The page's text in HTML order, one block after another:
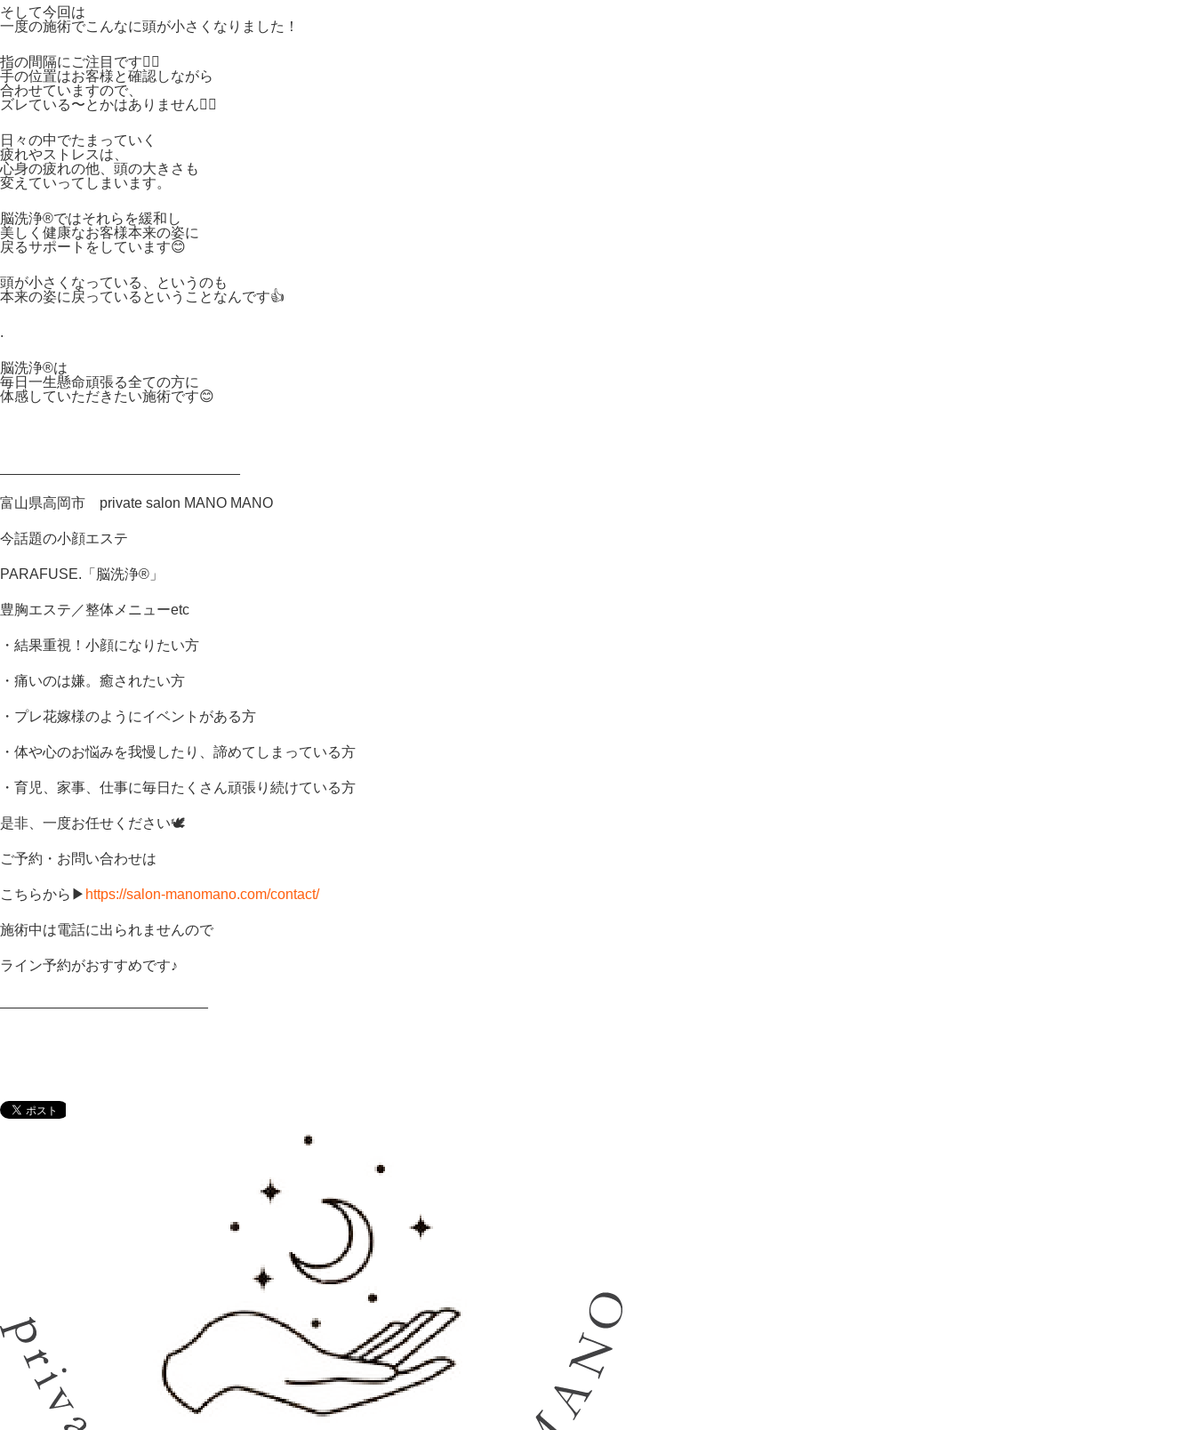
そして今回は
一度の施術でこんなに頭が小さくなりました！
指の間隔にご注目です🧚‍♀️
手の位置はお客様と確認しながら
合わせていますので、
ズレている〜とかはありません🙅‍♀️
日々の中でたまっていく
疲れやストレスは、
心身の疲れの他、頭の大きさも
変えていってしまいます。
脳洗浄®︎ではそれらを緩和し
美しく健康なお客様本来の姿に
戻るサポートをしています😊
頭が小さくなっている、というのも
本来の姿に戻っているということなんです👍
.
脳洗浄®︎は
毎日一生懸命頑張る全ての方に
体感していただきたい施術です😊
富山県高岡市 private salon MANO MANO
今話題の小顔エステ
PARAFUSE. 「脳洗浄®︎ 」
豊胸エステ／整体メニューetc
・結果重視！小顔になりたい方
・痛いのは嫌。癒されたい方
・プレ花嫁様のようにイベントがある方
・体や心のお悩みを我慢したり、諦めてしまっている方
・育児、家事、仕事に毎日たくさん頑張り続けている方
是非、一度お任せください🕊
ご予約・お問い合わせは
こちらから ▶︎ https://salon-manomano.com/contact/
施術中は電話に出られませんので
ライン予約がおすすめです♪